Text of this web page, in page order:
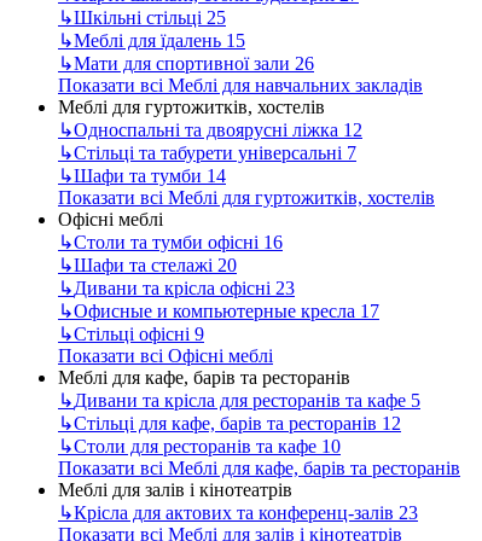
↳Шкільні стільці 25
↳Меблі для їдалень 15
↳Мати для спортивної зали 26
Показати всі Меблі для навчальних закладів
Меблі для гуртожитків, хостелів
↳Односпальні та двоярусні ліжка 12
↳Стільці та табурети універсальні 7
↳Шафи та тумби 14
Показати всі Меблі для гуртожитків, хостелів
Офісні меблі
↳Столи та тумби офісні 16
↳Шафи та стелажі 20
↳Дивани та крісла офісні 23
↳Офисные и компьютерные кресла 17
↳Стільці офісні 9
Показати всі Офісні меблі
Меблі для кафе, барів та ресторанів
↳Дивани та крісла для ресторанів та кафе 5
↳Стільці для кафе, барів та ресторанів 12
↳Столи для ресторанів та кафе 10
Показати всі Меблі для кафе, барів та ресторанів
Меблі для залів і кінотеатрів
↳Крісла для актових та конференц-залів 23
Показати всі Меблі для залів і кінотеатрів